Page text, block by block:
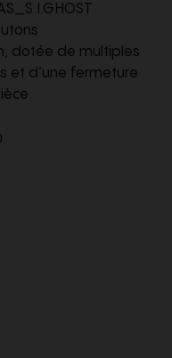
dotée de multiples
et d’une fermeture